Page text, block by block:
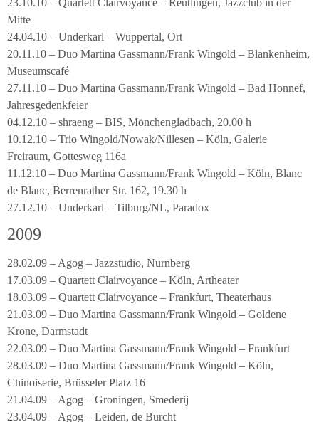
23.10.10 – Quartett Clairvoyance – Reutlingen, Jazzclub in der
Mitte
24.04.10 – Underkarl – Wuppertal, Ort
20.11.10 – Duo Martina Gassmann/Frank Wingold – Blankenheim,
Museumscafé
27.11.10 – Duo Martina Gassmann/Frank Wingold – Bad Honnef,
Jahresgedenkfeier
04.12.10 – shraeng – BIS, Mönchengladbach, 20.00 h
10.12.10 – Trio Wingold/Nowak/Nillesen – Köln, Galerie
Freiraum, Gottesweg 116a
11.12.10 – Duo Martina Gassmann/Frank Wingold – Köln, Blanc
de Blanc, Berrenrather Str. 162, 19.30 h
27.12.10 – Underkarl – Tilburg/NL, Paradox
2009
28.02.09 – Agog – Jazzstudio, Nürnberg
17.03.09 – Quartett Clairvoyance – Köln, Artheater
18.03.09 – Quartett Clairvoyance – Frankfurt, Theaterhaus
21.03.09 – Duo Martina Gassmann/Frank Wingold – Goldene
Krone, Darmstadt
22.03.09 – Duo Martina Gassmann/Frank Wingold – Frankfurt
28.03.09 – Duo Martina Gassmann/Frank Wingold – Köln,
Chinoiserie, Brüsseler Platz 16
21.04.09 – Agog – Groningen, Smederij
23.04.09 – Agog – Leiden, de Burcht